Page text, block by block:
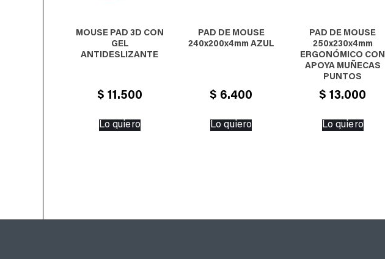
MOUSE PAD 3D CON
GEL
ANTIDESLIZANTE
$ 11.500
Lo quiero
PAD DE MOUSE
240x200x4mm AZUL
$ 6.400
Lo quiero
PAD DE MOUSE
250x230x4mm
ERGONÓMICO CON
APOYA MUÑECAS
PUNTOS
$ 13.000
Lo quiero